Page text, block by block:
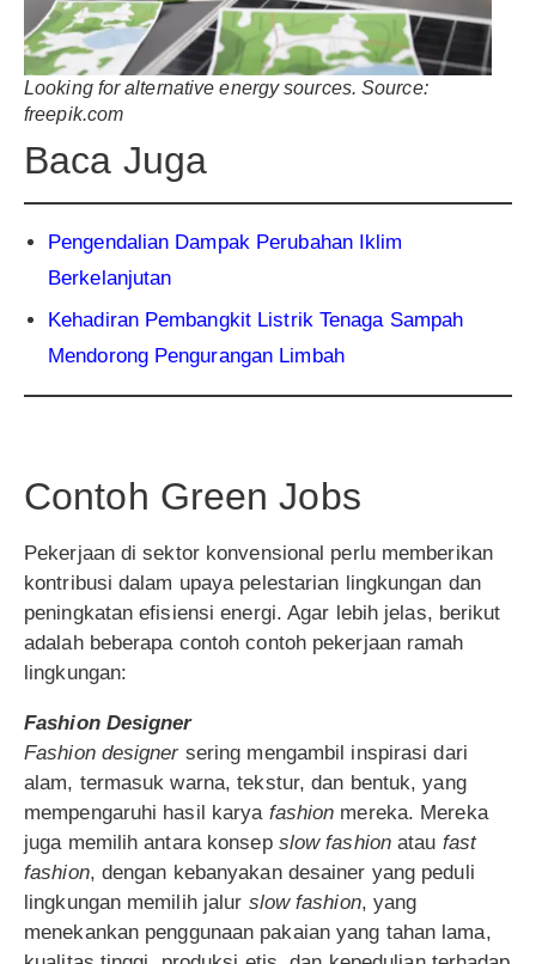
Looking for alternative energy sources. Source:
freepik.com
Baca Juga
Pengendalian Dampak Perubahan Iklim
Berkelanjutan
Kehadiran Pembangkit Listrik Tenaga Sampah
Mendorong Pengurangan Limbah
Contoh Green Jobs
Pekerjaan di sektor konvensional perlu memberikan
kontribusi dalam upaya pelestarian lingkungan dan
peningkatan efisiensi energi. Agar lebih jelas, berikut
adalah beberapa contoh contoh pekerjaan ramah
lingkungan:
Fashion Designer
Fashion designersering mengambil inspirasi dari
alam, termasuk warna, tekstur, dan bentuk, yang
mempengaruhi hasil karyafashion mereka. Mereka
juga memilih antara konsep slow fashionatau fast
fashion, dengan kebanyakan desainer yang peduli
lingkungan memilih jalur slow fashion, yang
menekankan penggunaan pakaian yang tahan lama,